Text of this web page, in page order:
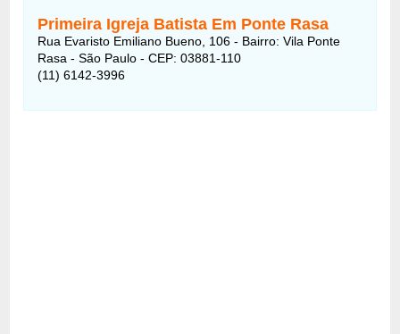
Primeira Igreja Batista Em Ponte Rasa
Rua Evaristo Emiliano Bueno, 106 - Bairro: Vila Ponte
Rasa - São Paulo - CEP: 03881-110
(11) 6142-3996